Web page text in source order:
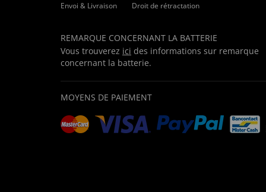
Envoi & Livraison
Droit de rétractation
REMARQUE CONCERNANT LA BATTERIE
Vous trouverez ici des informations sur remarque
concernant la batterie.
MOYENS DE PAIEMENT